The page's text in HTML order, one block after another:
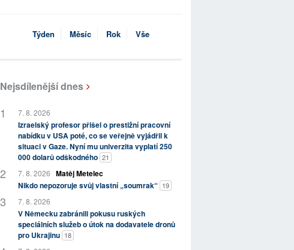
Týden Měsíc Rok Vše
Nejsdílenější dnes
7. 8. 2026
Izraelský profesor přišel o prestižní pracovní
nabídku v USA poté, co se veřejně vyjádřil k
situaci v Gaze. Nyní mu univerzita vyplatí 250
000 dolarů odškodného 21
7. 8. 2026 Matěj Metelec
Nikdo nepozoruje svůj vlastní „soumrak“ 19
7. 8. 2026
V Německu zabránili pokusu ruských
speciálních služeb o útok na dodavatele dronů
pro Ukrajinu 18